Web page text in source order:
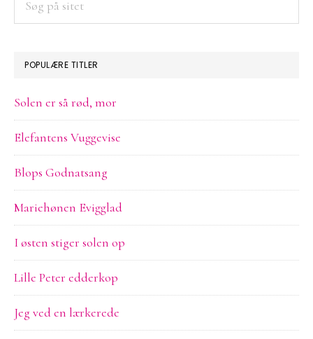
POPULÆRE TITLER
Solen er så rød, mor
Elefantens Vuggevise
Blops Godnatsang
Mariehønen Evigglad
I østen stiger solen op
Lille Peter edderkop
Jeg ved en lærkerede